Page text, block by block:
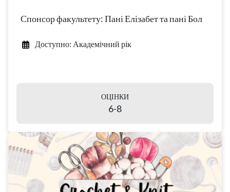
Спонсор факультету: Пані Елізабет та пані Бол
Доступно: Академічний рік
ОЦІНКИ
6-8